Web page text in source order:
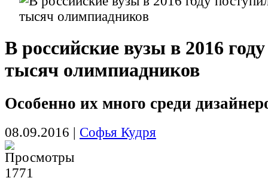
В российские вузы в 2016
тысяч олимпиадников
Особенно их много среди
08.09.2016 | Софья Кудря
1771